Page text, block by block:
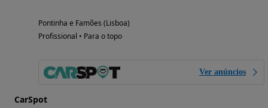
Pontinha e Famões (Lisboa)
Profissional • Para o topo
Ver anúncios
CarSpot